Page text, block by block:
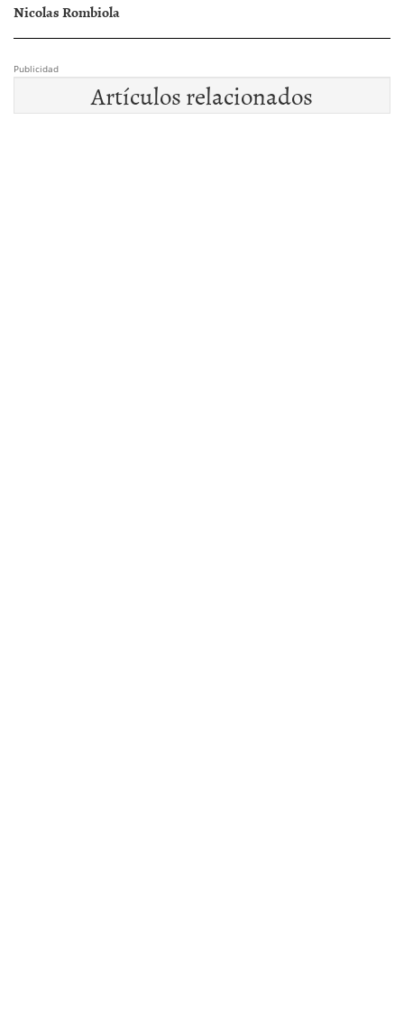
Nicolas Rombiola
Publicidad
Artículos relacionados